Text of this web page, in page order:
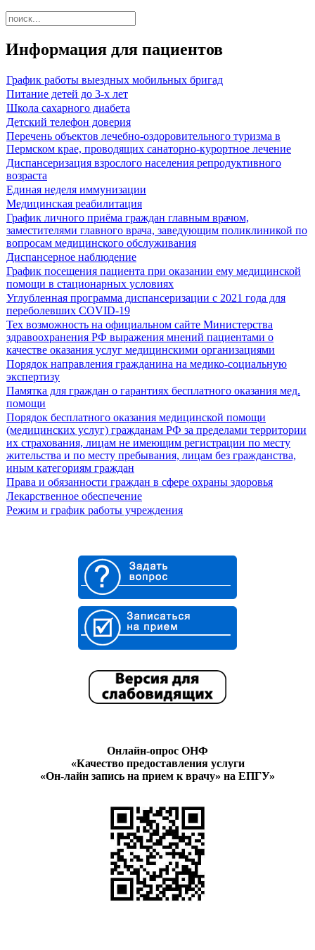
Информация для пациентов
График работы выездных мобильных бригад
Питание детей до 3-х лет
Школа сахарного диабета
Детский телефон доверия
Перечень объектов лечебно-оздоровительного туризма в
Пермском крае, проводящих санаторно-курортное лечение
Диспансеризация взрослого населения репродуктивного
возраста
Единая неделя иммунизации
Медицинская реабилитация
График личного приёма граждан главным врачом,
заместителями главного врача, заведующим поликлиникой по
вопросам медицинского обслуживания
Диспансерное наблюдение
График посещения пациента при оказании ему медицинской
помощи в стационарных условиях
Углубленная программа диспансеризации с 2021 года для
переболевших COVID-19
Тех возможность на официальном сайте Министерства
здравоохранения РФ выражения мнений пациентами о
качестве оказания услуг медицинскими организациями
Порядок направления гражданина на медико-социальную
экспертизу
Памятка для граждан о гарантиях бесплатного оказания мед.
помощи
Порядок бесплатного оказания медицинской помощи
(медицинских услуг) гражданам РФ за пределами территории
их страхования, лицам не имеющим регистрации по месту
жительства и по месту пребывания, лицам без гражданства,
иным категориям граждан
Права и обязанности граждан в сфере охраны здоровья
Лекарственное обеспечение
Режим и график работы учреждения
Онлайн-опрос ОНФ
«Качество предоставления услуги
«Он-лайн запись на прием к врачу» на ЕПГУ»